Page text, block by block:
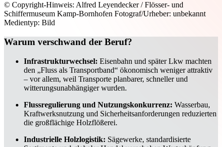
© Copyright-Hinweis: Alfred Leyendecker / Flösser- und
Schiffermuseum Kamp-Bornhofen Fotograf/Urheber: unbekannt
Medientyp: Bild
Warum verschwand der Beruf?
Infrastrukturwechsel: Eisenbahn und später Lkw machten
den „Fluss als Transportband“ ökonomisch weniger attraktiv
– vor allem, weil Transporte planbarer, schneller und
witterungsunabhängiger wurden.
Flussregulierung und Nutzungskonkurrenz: Wasserbau,
Kraftwerksnutzung und Sicherheitsanforderungen reduzierten
die großflächige Holzflößerei.
Industrielle Holzlogistik: Sägewerke, standardisierte